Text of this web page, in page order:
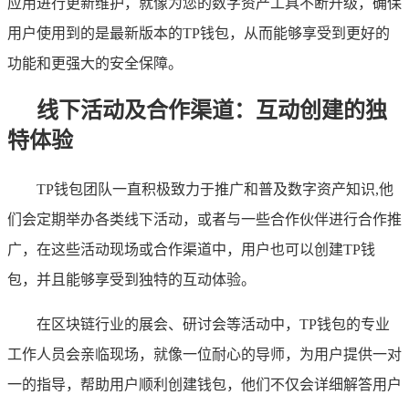
用户使用到的是最新版本的TP钱包，从而能够享受到更好的
功能和更强大的安全保障。
线下活动及合作渠道：互动创建的独
特体验
TP钱包团队一直积极致力于推广和普及数字资产知识,他
们会定期举办各类线下活动，或者与一些合作伙伴进行合作推
广，在这些活动现场或合作渠道中，用户也可以创建TP钱
包，并且能够享受到独特的互动体验。
在区块链行业的展会、研讨会等活动中，TP钱包的专业
工作人员会亲临现场，就像一位耐心的导师，为用户提供一对
一的指导，帮助用户顺利创建钱包，他们不仅会详细解答用户